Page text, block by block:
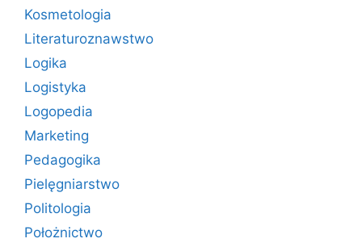
Kosmetologia
Literaturoznawstwo
Logika
Logistyka
Logopedia
Marketing
Pedagogika
Pielęgniarstwo
Politologia
Położnictwo